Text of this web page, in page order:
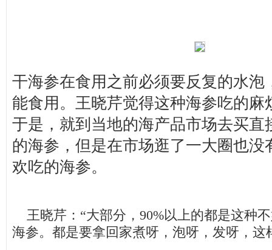
干海参在食用之前必须要反复的水泡
能食用。王晓芹觉得这种海参吃的麻
于是，就到当地的海产品市场去买直
的海参，但是在市场逛了一大圈也没
欢吃的海参。
王晓芹：“大部分，90%以上的都是这种
海参。都是要拿回家煮呀，泡呀，发呀，这